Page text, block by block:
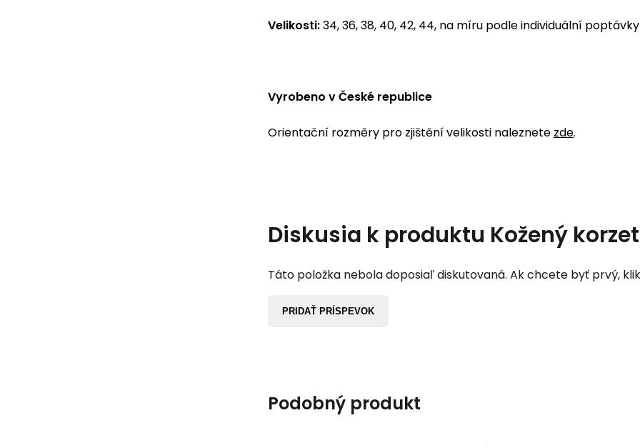
Velikosti:34, 36, 38, 40, 42, 44, na míru podle individuální poptávky
Vyrobeno v České republice
Orientační rozměry pro zjištění velikosti naleznete zde.
Diskusia k produktu Kožený korzet
Táto položka nebola doposiaľ diskutovaná. Ak chcete byť prvý,
PRIDAŤ PRÍSPEVOK
Podobný produkt